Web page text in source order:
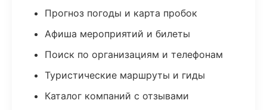
Прогноз погоды и карта пробок
Афиша мероприятий и билеты
Поиск по организациям и телефонам
Туристические маршруты и гиды
Каталог компаний с отзывами